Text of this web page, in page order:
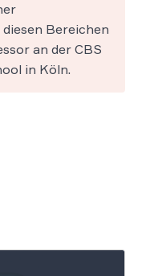
Bereichen
an der CBS
in Köln.